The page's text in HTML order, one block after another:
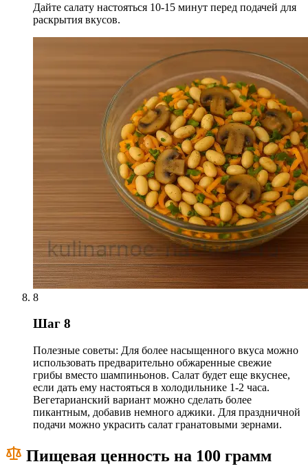
Дайте салату настояться 10-15 минут перед подачей для
раскрытия вкусов.
8
Шаг 8
Полезные советы: Для более насыщенного вкуса можно
использовать предварительно обжаренные свежие
грибы вместо шампиньонов. Салат будет еще вкуснее,
если дать ему настояться в холодильнике 1-2 часа.
Вегетарианский вариант можно сделать более
пикантным, добавив немного аджики. Для праздничной
подачи можно украсить салат гранатовыми зернами.
Пищевая ценность на 100 грамм